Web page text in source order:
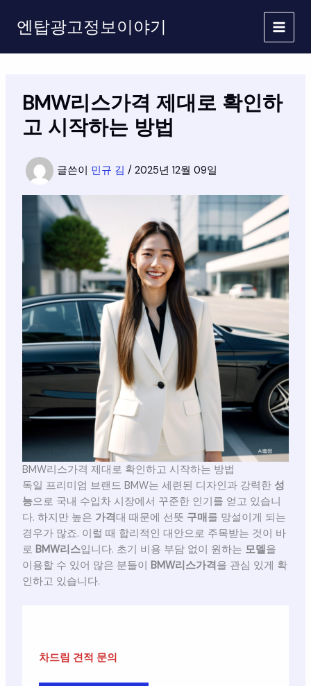
로
엔탑광고정보이야기
BMW리스가격 제대로 확인하
고 시작하는 방법
글쓴이 민규 김 / 2025년 12월 09일
BMW리스가격 제대로 확인하고 시작하는 방법
독일 프리미엄 브랜드 BMW는 세련된 디자인과 강력한 성
능으로 국내 수입차 시장에서 꾸준한 인기를 얻고 있습니
다. 하지만 높은 가격대 때문에 선뜻 구매 를 망설이게 되는
경우가 많죠. 이럴 때 합리적인 대안으로 주목받는 것이 바
로 BMW리스입니다. 초기 비용 부담 없이 원하는 모델을
이용할 수 있어 많은 분들이 BMW리스가격 을 관심 있게 확
인하고 있습니다.
차드림 견적 문의